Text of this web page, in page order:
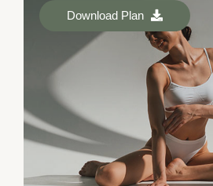
Download Plan